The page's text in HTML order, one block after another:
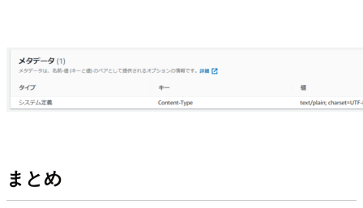
まとめ